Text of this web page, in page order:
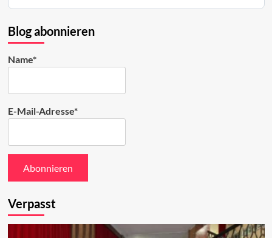
Bluesky
ansehen
Blog abonnieren
Name*
E-Mail-Adresse*
Verpasst